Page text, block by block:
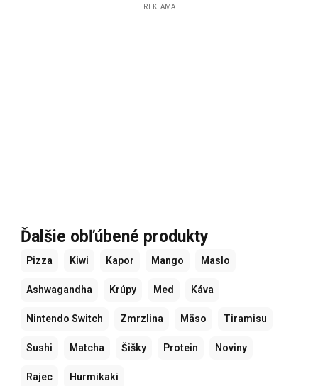
REKLAMA
Ďalšie obľúbené produkty
Pizza Kiwi Kapor Mango Maslo
Ashwagandha Krúpy Med Káva
Nintendo Switch Zmrzlina Mäso Tiramisu
Sushi Matcha Šišky Protein Noviny
Rajec Hurmikaki